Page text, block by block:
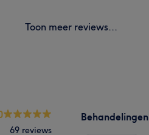
Toon meer reviews...
69 reviews
Behandelingen